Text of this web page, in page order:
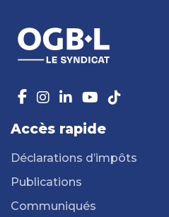
Accès rapide
Déclarations d’impôts
Publications
Communiqués